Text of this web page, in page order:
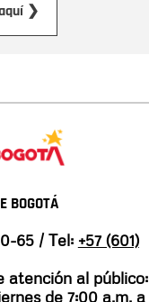
❯
BOGOTÁ
65 / Tel: +57 (601)
atención al público:
de 7:00 a.m. a